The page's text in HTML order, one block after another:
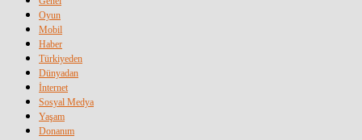
Oyun
Mobil
Haber
Türkiyeden
Dünyadan
İnternet
Sosyal Medya
Yaşam
Donanım